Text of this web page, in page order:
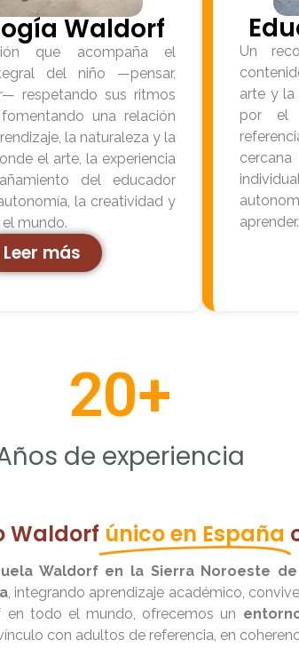
Waldorf
que acompaña el
del niño —pensar,
respetando sus ritmos
una relación
la naturaleza y la
el arte, la experiencia
del educador
la creatividad y
mundo.
Leer más
Un
arte y la
por el
aprender.
de experiencia
20+
Waldorf único en España
Waldorf en la Sierra Noroeste
, integrando aprendizaje académico,
en todo el mundo, ofrecemos un
con adultos de referencia, en